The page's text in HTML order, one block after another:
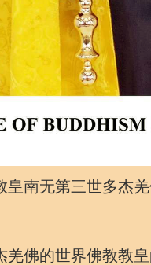
南无第三世多杰羌
佛的世界佛教教皇